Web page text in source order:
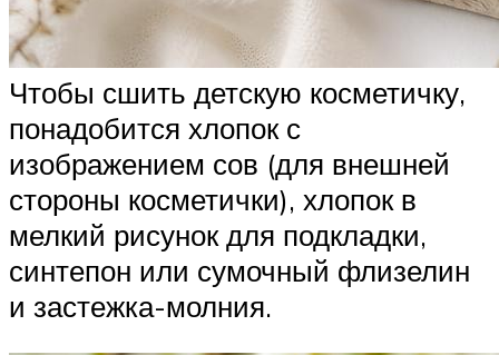
Чтобы сшить детскую косметичку,
понадобится хлопок с
изображением сов (для внешней
стороны косметички), хлопок в
мелкий рисунок для подкладки,
синтепон или сумочный флизелин
и застежка-молния.